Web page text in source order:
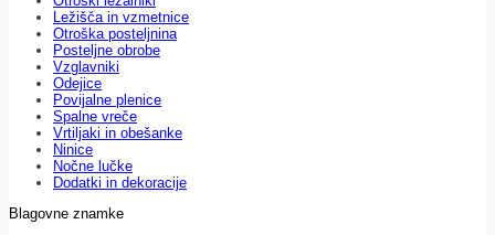
Ležišča in vzmetnice
Otroška posteljnina
Posteljne obrobe
Vzglavniki
Odejice
Povijalne plenice
Spalne vreče
Vrtiljaki in obešanke
Ninice
Nočne lučke
Dodatki in dekoracije
Blagovne znamke